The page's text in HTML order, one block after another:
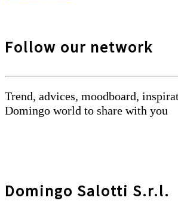
Follow our network
Trend, advices, moodboard,
Domingo world to share with you
Domingo Salotti S.r.l.